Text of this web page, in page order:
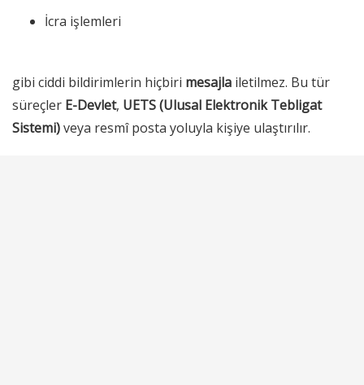
İcra işlemleri
gibi ciddi bildirimlerin hiçbiri mesajla iletilmez. Bu tür
süreçler E-Devlet, UETS (Ulusal Elektronik Tebligat
Sistemi)veya resmî posta yoluyla kişiye ulaştırılır.